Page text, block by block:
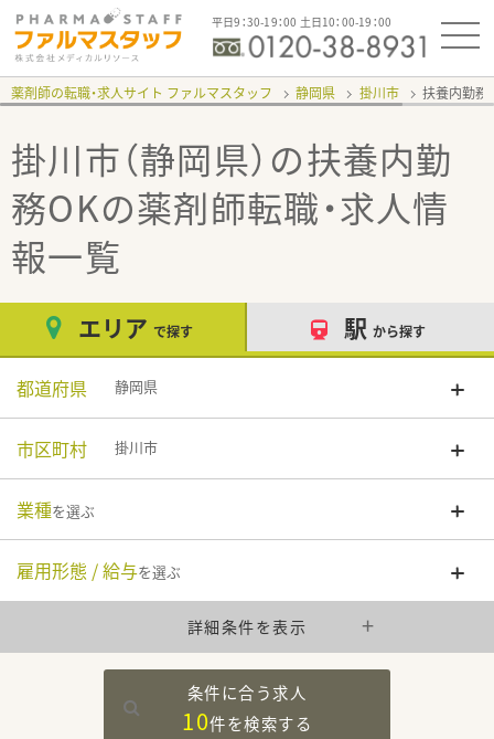
平日9：30-19：00 土日10：00-19：00
薬剤師の転職・求人サイト ファルマスタッフ 静岡県 掛川市 扶養内勤
掛川市（静岡県）の扶養内勤
務OKの薬剤師転職・求人情
報一覧
エリア で探す 駅 から探す
都道府県 静岡県
市区町村 掛川市
業種を選ぶ
雇用形態 / 給与を選ぶ
詳細条件を表示
条件に合う求人
10件を検索する